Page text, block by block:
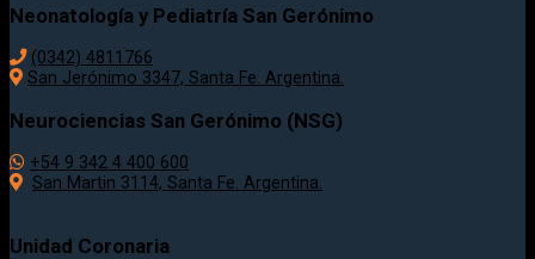
Neonatología y Pediatría San Gerónimo
(0342) 4811766
San Jerónimo 3347, Santa Fe. Argentina.
Neurociencias San Gerónimo (NSG)
+54 9 342 4 400 600
San Martin 3114, Santa Fe. Argentina.
Unidad Coronaria